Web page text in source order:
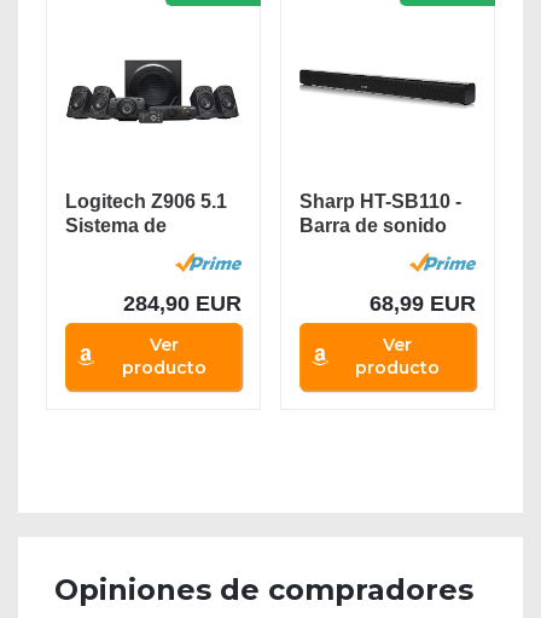
Logitech Z906 5.1
Sistema de
284,90 EUR
Ver
producto
Sharp HT-SB110 -
Barra de sonido
cine en casa...
68,99 EUR
Ver
producto
Opiniones de compradores